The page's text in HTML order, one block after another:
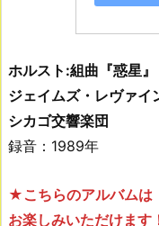
ホルスト:組曲『惑星
ジェイムズ・レヴァイ
シカゴ交響楽団
録音：1989年
★こちらのアルバム
お楽しみいただけます